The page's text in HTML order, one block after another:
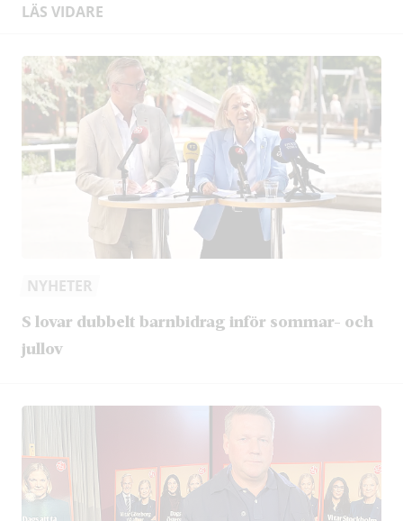
LÄS VIDARE
NYHETER
S lovar dubbelt barnbidrag inför sommar- och
jullov